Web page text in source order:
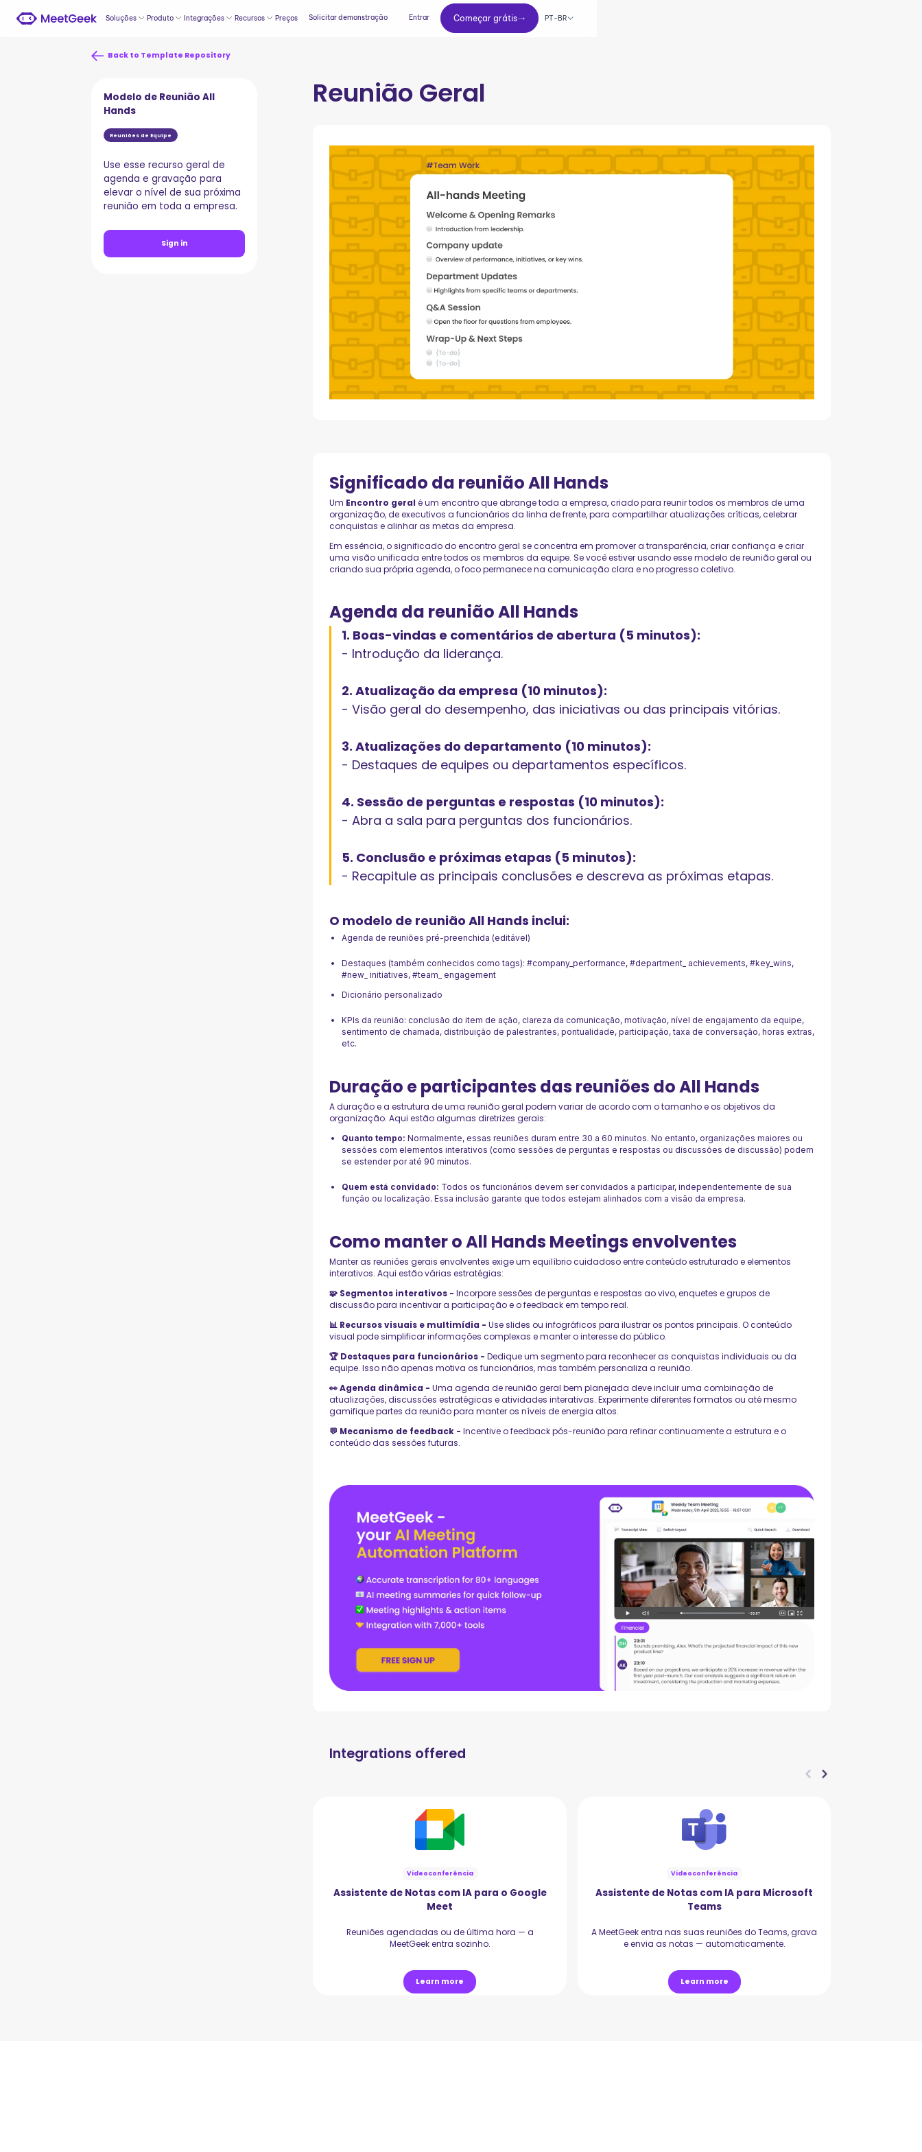
Soluções Produto Integrações Recursos Preços Solicitar demonstração Entrar Começar grátis
Começar grátis
PT-BR
Back to Template Repository
Modelo de Reunião All
Hands
Reuniões de Equipe
Use esse recurso geral de
agenda e gravação para
elevar o nível de sua próxima
reunião em toda a empresa.
Sign in
Reunião Geral
Significado da reunião All Hands
Um Encontro geral é um encontro que abrange toda a empresa, criado para reunir todos os membros de uma
organização, de executivos a funcionários da linha de frente, para compartilhar atualizações críticas, celebrar
conquistas e alinhar as metas da empresa.
Em essência, o significado do encontro geral se concentra em promover a transparência, criar confiança e criar
uma visão unificada entre todos os membros da equipe. Se você estiver usando esse modelo de reunião geral ou
criando sua própria agenda, o foco permanece na comunicação clara e no progresso coletivo.
Agenda da reunião All Hands
1. Boas-vindas e comentários de abertura (5 minutos):
- Introdução da liderança.
2. Atualização da empresa (10 minutos):
- Visão geral do desempenho, das iniciativas ou das principais vitórias.
3. Atualizações do departamento (10 minutos):
- Destaques de equipes ou departamentos específicos.
4. Sessão de perguntas e respostas (10 minutos):
- Abra a sala para perguntas dos funcionários.
5. Conclusão e próximas etapas (5 minutos):
- Recapitule as principais conclusões e descreva as próximas etapas.
O modelo de reunião All Hands inclui:
Agenda de reuniões pré-preenchida (editável)
Destaques (também conhecidos como tags): #company_performance, #department_ achievements, #key_wins,
#new_ initiatives, #team_ engagement
Dicionário personalizado
KPIs da reunião: conclusão do item de ação, clareza da comunicação, motivação, nível de engajamento da equipe,
sentimento de chamada, distribuição de palestrantes, pontualidade, participação, taxa de conversação, horas extras,
etc.
Duração e participantes das reuniões do All Hands
A duração e a estrutura de uma reunião geral podem variar de acordo com o tamanho e os objetivos da
organização. Aqui estão algumas diretrizes gerais:
Quanto tempo: Normalmente, essas reuniões duram entre 30 a 60 minutos. No entanto, organizações maiores ou
sessões com elementos interativos (como sessões de perguntas e respostas ou discussões de discussão) podem
se estender por até 90 minutos.
Quem está convidado: Todos os funcionários devem ser convidados a participar, independentemente de sua
função ou localização. Essa inclusão garante que todos estejam alinhados com a visão da empresa.
Como manter o All Hands Meetings envolventes
Manter as reuniões gerais envolventes exige um equilíbrio cuidadoso entre conteúdo estruturado e elementos
interativos. Aqui estão várias estratégias:
🧩 Segmentos interativos -Incorpore sessões de perguntas e respostas ao vivo, enquetes e grupos de
discussão para incentivar a participação e o feedback em tempo real.
📊 Recursos visuais e multimídia -Use slides ou infográficos para ilustrar os pontos principais. O conteúdo
visual pode simplificar informações complexas e manter o interesse do público.
🏆 Destaques para funcionários -Dedique um segmento para reconhecer as conquistas individuais ou da
equipe. Isso não apenas motiva os funcionários, mas também personaliza a reunião.
👀 Agenda dinâmica -Uma agenda de reunião geral bem planejada deve incluir uma combinação de
atualizações, discussões estratégicas e atividades interativas. Experimente diferentes formatos ou até mesmo
gamifique partes da reunião para manter os níveis de energia altos.
💬 Mecanismo de feedback -Incentive o feedback pós-reunião para refinar continuamente a estrutura e o
conteúdo das sessões futuras.
Integrations offered
Videoconferência
Assistente de Notas com IA para o Google
Meet
Reuniões agendadas ou de última hora — a
MeetGeek entra sozinho.
Learn more
Videoconferência
Assistente de Notas com IA para Microsoft
Teams
A MeetGeek entra nas suas reuniões do Teams, grava
e envia as notas — automaticamente.
Learn more